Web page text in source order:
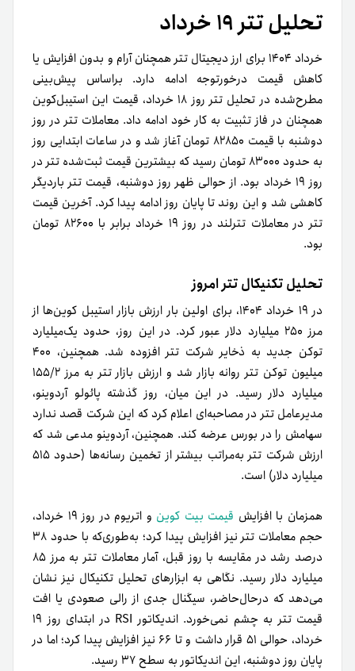
تحلیل تتر ۱۹ خرداد
خرداد ۱۴۰۴ برای ارز دیجیتال تتر همچنان آرام و بدون افزایش یا
کاهش قیمت درخورتوجه ادامه دارد. بر‌اساس پیش‌بینی
مطرح‌شده در تحلیل تتر روز ۱۸ خرداد، قیمت این استیبل‌کوین
همچنان در فاز تثبیت به کار خود ادامه داد. معاملات تتر در روز
دوشنبه با قیمت ۸۲۸۵۰ تومان آغاز شد و در ساعات ابتدایی روز
به حدود ۸۳۰۰۰ تومان رسید که بیشترین قیمت ثبت‌شده تتر در
روز ۱۹ خرداد بود. از حوالی ظهر روز دوشنبه، قیمت تتر باردیگر
کاهشی شد و این روند تا پایان روز ادامه پیدا کرد. آخرین قیمت
تتر در معاملات تترلند در روز ۱۹ خرداد برابر با ۸۲۶۰۰ تومان
بود.
تحلیل تکنیکال تتر امروز
در ۱۹ خرداد ۱۴۰۴، برای اولین بار ارزش بازار استیبل کوین‌ها از
مرز ۲۵۰ میلیارد دلار عبور کرد. در این روز، حدود یک‌میلیارد
توکن جدید به ذخایر شرکت تتر افزوده شد. همچنین، ۴۰۰
میلیون توکن تتر روانه بازار شد و ارزش بازار تتر به مرز ۱۵۵/۲
میلیارد دلار رسید. در این میان، روز گذشته پائولو آردوینو،
مدیرعامل تتر در مصاحبه‌ای اعلام کرد که این شرکت قصد ندارد
سهامش را در بورس عرضه کند. همچنین، آردوینو مدعی شد که
ارزش شرکت تتر به‌مراتب بیشتر از تخمین رسانه‌ها (حدود ۵۱۵
میلیارد دلار) است.
همزمان با افزایش قیمت بیت کوین
و اتریوم در روز ۱۹ خرداد،
حجم معاملات تتر نیز افزایش پیدا کرد؛ به‌طوری‌که با حدود ۳۸
درصد رشد در مقایسه با روز قبل، آمار معاملات تتر به مرز ۸۵
میلیارد دلار رسید. نگاهی به ابزارهای تحلیل تکنیکال نیز نشان
می‌دهد که در‌حال‌حاضر، سیگنال جدی از رالی صعودی یا افت
قیمت تتر به‌ چشم نمی‌خورد. اندیکاتور RSI در ابتدای روز ۱۹
خرداد، حوالی ۵۱ قرار داشت و تا ۶۶ نیز افزایش پیدا کرد؛ اما در
پایان روز دوشنبه، این اندیکاتور به سطح ۳۷ رسید.